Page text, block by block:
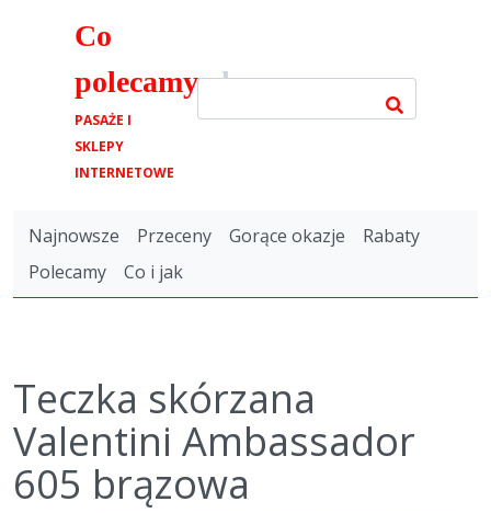
Co
polecamy.pl
PASAŻE I
SKLEPY
INTERNETOWE
Najnowsze Przeceny Gorące okazje
Rabaty
Polecamy
Co i jak
Teczka skórzana
Valentini Ambassador
605 brązowa